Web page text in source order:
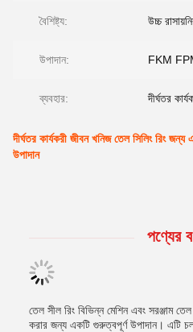
বৈশিষ্ট্য: উচ্চ
উপাদান: FKM
ব্যবহার: দীর্ঘতর
দীর্ঘতর কার্যকরী জীবন খনিজ তেল সিলিং
উপাদান
পণ্যের
তেল সীল রিং বিভিন্ন মেশিন এবং সরঞ্জাম
করার জন্য একটি গুরুত্বপূর্ণ উপাদান। এটি